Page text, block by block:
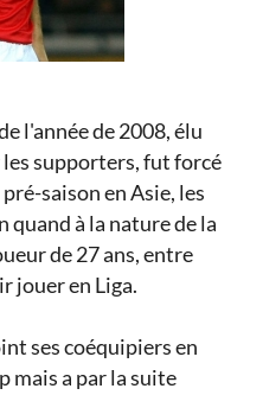
l'année de 2008, élu
supporters, fut forcé
saison en Asie, les
à la nature de la
de 27 ans, entre
jouer en Liga.
ses coéquipiers en
mais a par la suite